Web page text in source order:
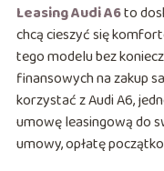
Leasing Audi A6to
chcą cieszyć się
tego modelu bez
finansowych na zakup
korzystać z Audi A6,
umowę leasingową do
umowy, opłatę